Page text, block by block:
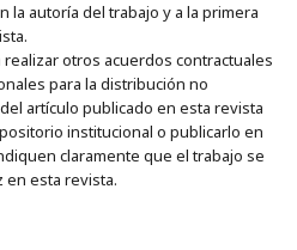
la autoría del trabajo y a la primera
otros acuerdos contractuales
para la distribución no
artículo publicado en esta revista
institucional o publicarlo en
claramente que el trabajo se
en esta revista.